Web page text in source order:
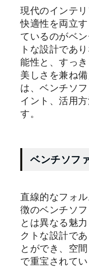
現代のインテ
快適性を両立
ているのがベ
トな設計であ
能性と、すっ
美しさを兼ね
は、ベンチソ
イント、活用
す。
ベンチソフ
直線的なフォ
徴のベンチソ
とは異なる魅
クトな設計で
とができ、空
で重宝されてい